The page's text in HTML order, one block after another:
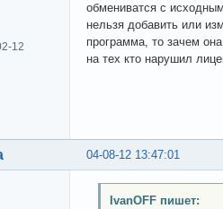
12
обмениватся с
нельзя добавить или
программа, то зачем
на тех кто нарушил
04-08-12 13:47:01
IvanOFF пишет: